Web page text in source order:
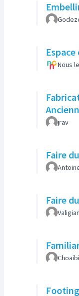
Nous
jrav
Faire
Faire
Choaibi